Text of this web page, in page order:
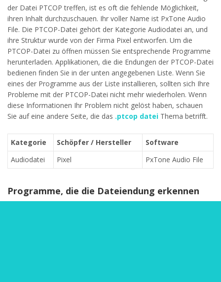
der Datei PTCOP treffen, ist es oft die fehlende Möglichkeit,
ihren Inhalt durchzuschauen. Ihr voller Name ist PxTone Audio
File. Die PTCOP-Datei gehört der Kategorie Audiodatei an, und
ihre Struktur wurde von der Firma Pixel entworfen. Um die
PTCOP-Datei zu öffnen müssen Sie entsprechende Programme
herunterladen. Applikationen, die die Endungen der PTCOP-Datei
bedienen finden Sie in der unten angegebenen Liste. Wenn Sie
eines der Programme aus der Liste installieren, sollten sich Ihre
Probleme mit der PTCOP-Datei nicht mehr wiederholen. Wenn
diese Informationen Ihr Problem nicht gelöst haben, schauen
Sie auf eine andere Seite, die das .ptcop datei Thema betrifft.
Kategorie Schöpfer / Hersteller
Software
Audiodatei
Pixel PxTone Audio File
Programme, die die Dateiendung erkennen